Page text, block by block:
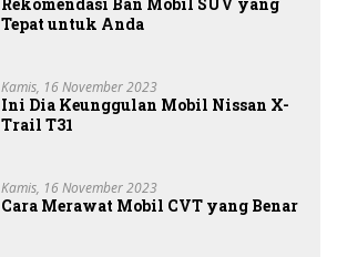
Tepat untuk Anda
Kamis, 16 November 2023
Ini Dia Keunggulan Mobil Nissan X-
Trail T31
Kamis, 16 November 2023
Cara Merawat Mobil CVT yang Benar